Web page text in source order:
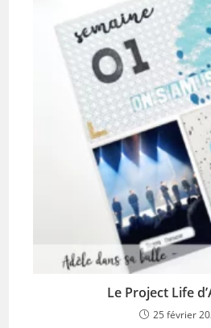
Le Project Life
25 février